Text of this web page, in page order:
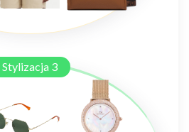
Stylizacja 3